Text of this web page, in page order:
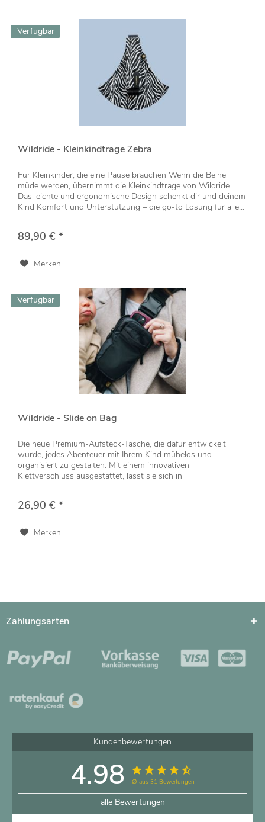
Verfügbar
Wildride - Kleinkindtrage Zebra
Für Kleinkinder, die eine Pause brauchen Wenn die Beine
müde werden, übernimmt die Kleinkindtrage von Wildride.
Das leichte und ergonomische Design schenkt dir und deinem
Kind Komfort und Unterstützung – die go-to Lösung für alle...
89,90 € *
Merken
Verfügbar
Wildride - Slide on Bag
Die neue Premium-Aufsteck-Tasche, die dafür entwickelt
wurde, jedes Abenteuer mit Ihrem Kind mühelos und
organisiert zu gestalten. Mit einem innovativen
Klettverschluss ausgestattet, lässt sie sich in
26,90 € *
Merken
Zahlungsarten
Kundenbewertungen
4.98 ∅ aus 31 Bewertungen
alle Bewertungen